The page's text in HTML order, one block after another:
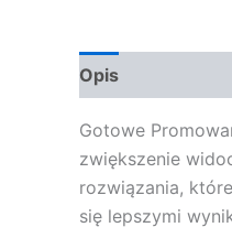
Opis
Gotowe
zwiększenie
rozwiązania,
się lepszymi